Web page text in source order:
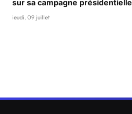
sur sa campagne présidentielle
jeudi, 09 juillet